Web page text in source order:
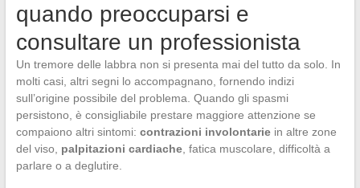
quando preoccuparsi e
consultare un professionista
Un tremore delle labbra non si presenta mai del tutto da solo. In
molti casi, altri segni lo accompagnano, fornendo indizi
sull’origine possibile del problema. Quando gli spasmi
persistono, è consigliabile prestare maggiore attenzione se
compaiono altri sintomi: contrazioni involontariein altre zone
del viso, palpitazioni cardiache, fatica muscolare, difficoltà a
parlare o a deglutire.